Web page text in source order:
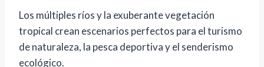
Los múltiples ríos y la exuberante vegetación
tropical crean escenarios perfectos para el turismo
de naturaleza, la pesca deportiva y el senderismo
ecológico.